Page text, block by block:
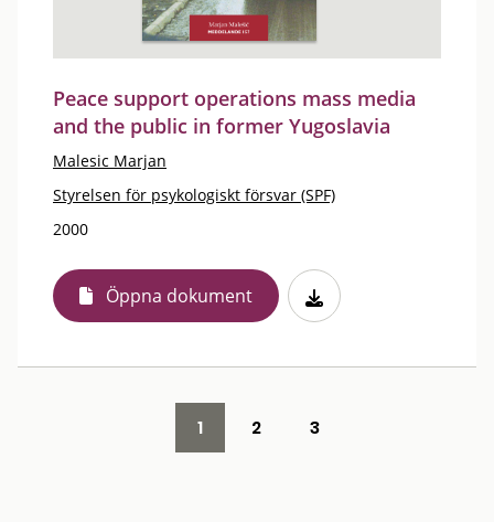
Peace support operations mass media
and the public in former Yugoslavia
Malesic Marjan
Styrelsen för psykologiskt försvar (SPF)
2000
Öppna dokument
1 2 3